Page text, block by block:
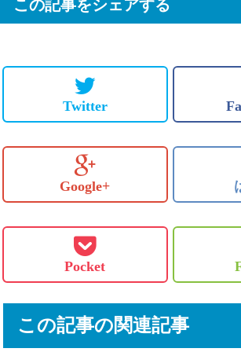
この記事をシェアする
Twitter
Google+
Pocket
この記事の関連記事